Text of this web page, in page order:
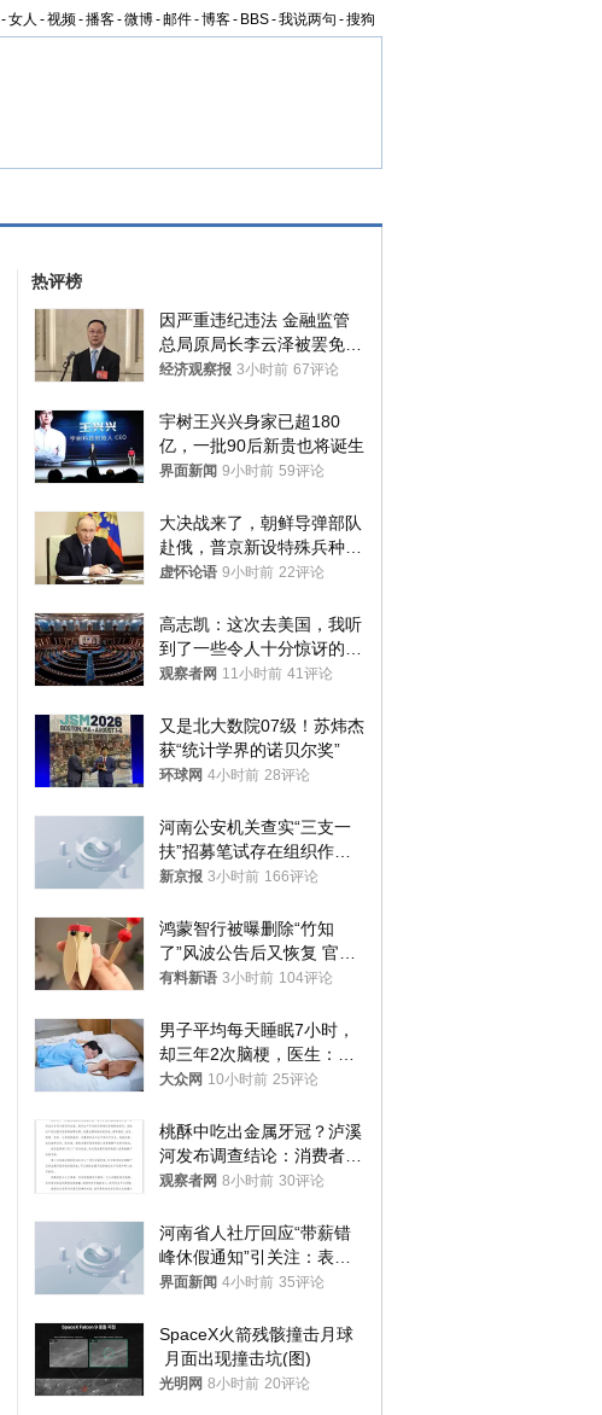
-女人 -视频-播客-微博-邮件-博客- BBS-我说两句 -搜狗
热评榜
因严重违纪违法 金融监管
总局原局长李云泽被罢免全
国人大代表
经济观察报 3小时前 67评论
宇树王兴兴身家已超180
亿，一批90后新贵也将诞生
界面新闻 9小时前 59评论
大决战来了，朝鲜导弹部队
赴俄，普京新设特殊兵种，
76岁老将扛旗
虚怀论语 9小时前 22评论
高志凯：这次去美国，我听
到了一些令人十分惊讶的消
息
观察者网 11小时前 41评论
又是北大数院07级！苏炜杰
获“统计学界的诺贝尔奖”
环球网 4小时前 28评论
河南公安机关查实“三支一
扶”招募笔试存在组织作弊
犯罪行为
新京报 3小时前 166评论
鸿蒙智行被曝删除“竹知
了”风波公告后又恢复 官媒
曾力挺：劝华为要大度的，
有料新语 3小时前 104评论
男子平均每天睡眠7小时，
却三年2次脑梗，医生：这
样睡觉更伤身
大众网 10小时前 25评论
桃酥中吃出金属牙冠？泸溪
河发布调查结论：消费者已
澄清，所发视频情况不属实
观察者网 8小时前 30评论
河南省人社厅回应“带薪错
峰休假通知”引关注：表述
不够准确，待修改后印发
界面新闻 4小时前 35评论
SpaceX火箭残骸撞击月球
月面出现撞击坑(图)
光明网 8小时前 20评论